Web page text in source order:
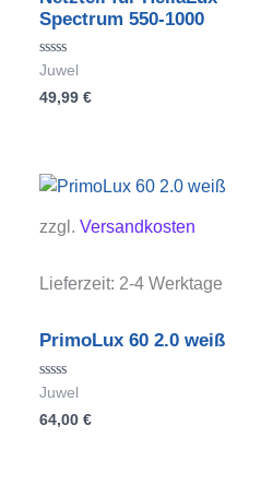
Spectrum 550-1000
Bewertet
0
Juwel
49,99 €
zzgl. Versandkosten
Lieferzeit: 2-4 Werktage
PrimoLux 60 2.0 weiß
Bewertet
0
Juwel
64,00 €